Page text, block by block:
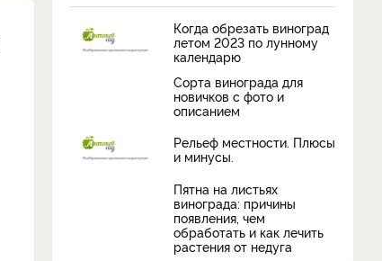
Когда обрезать виноград
летом 2023 по лунному
календарю
Сорта винограда для
новичков с фото и
описанием
Рельеф местности. Плюсы
и минусы.
Пятна на листьях
винограда: причины
появления, чем
обработать и как лечить
растения от недуга